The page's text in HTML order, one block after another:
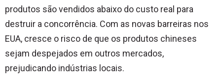
produtos são vendidos abaixo do custo real para
destruir a concorrência. Com as novas barreiras nos
EUA, cresce o risco de que os produtos chineses
sejam despejados em outros mercados,
prejudicando indústrias locais.